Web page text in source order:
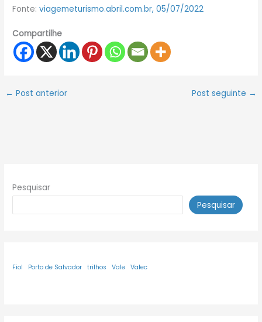
Fonte:viagemeturismo.abril.com.br, 05/07/2022
Compartilhe
← Post anterior Post seguinte →
Pesquisar
Pesquisar
Fiol Porto de Salvador trilhos Vale Valec